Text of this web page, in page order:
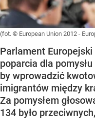
(fot. © European Union 2012 -
Parlament
poparcia dla
by wprowadzić
imigrantów między
Za pomysłem
134 było